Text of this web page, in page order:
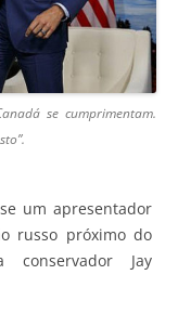
se cumprimentam.
um apresentador
russo próximo do
conservador Jay